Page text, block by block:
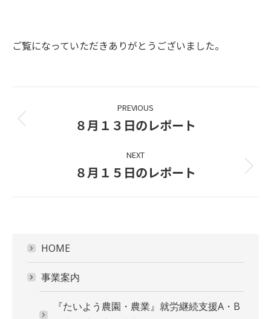
ご覧になっていただきありがとうございました。
navigation
PREVIOUS
Previous
８月１３日のレポート
NEXT
Next
８月１５日のレポート
HOME
事業案内
『たいよう農園・農業』就労継続支援A・B